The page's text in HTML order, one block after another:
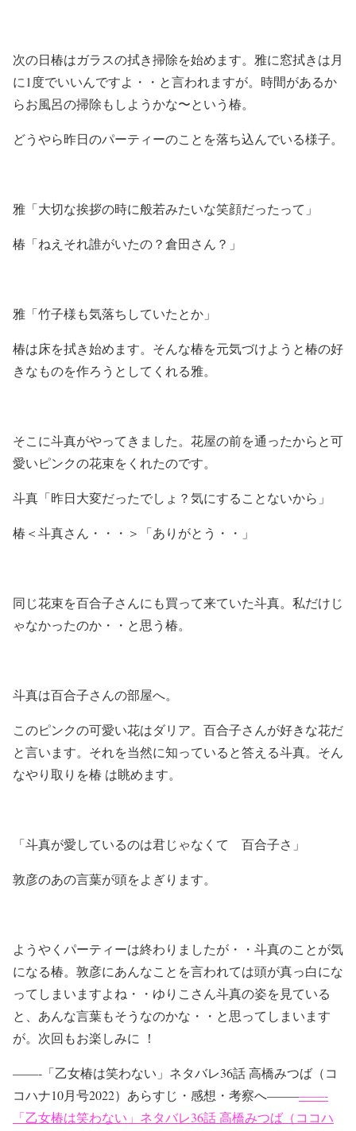
次の日椿はガラスの拭き掃除を始めます。雅に窓拭きは月
に1度でいいんですよ・・と言われますが。時間があるか
らお風呂の掃除もしようかな〜という椿。
どうやら昨日のパーティーのことを落ち込んでいる様子。
雅「大切な挨拶の時に般若みたいな笑顔だったって」
椿「ねえそれ誰がいたの？倉田さん？」
雅「竹子様も気落ちしていたとか」
椿は床を拭き始めます。そんな椿を元気づけようと椿の好
きなものを作ろうとしてくれる雅。
そこに斗真がやってきました。花屋の前を通ったからと可
愛いピンクの花束をくれたのです。
斗真「昨日大変だったでしょ？気にすることないから」
椿＜斗真さん・・・＞「ありがとう・・」
同じ花束を百合子さんにも買って来ていた斗真。私だけじ
ゃなかったのか・・と思う椿。
斗真は百合子さんの部屋へ。
このピンクの可愛い花はダリア。百合子さんが好きな花だ
と言います。それを当然に知っていると答える斗真。そん
なやり取りを椿 は眺めます。
「斗真が愛しているのは君じゃなくて 百合子さ」
敦彦のあの言葉が頭をよぎります。
ようやくパーティーは終わりましたが・・斗真のことが気
になる椿。敦彦にあんなことを言われては頭が真っ白にな
ってしまいますよね・・ゆりこさん斗真の姿を見ている
と、あんな言葉もそうなのかな・・と思ってしまいます
が。次回もお楽しみに ！
——-「乙女椿は笑わない」ネタバレ36話 高橋みつば（コ
コハナ10月号2022）あらすじ・感想・考察へ——–——-
「乙女椿は笑わない」ネタバレ36話 高橋みつば（ココハ